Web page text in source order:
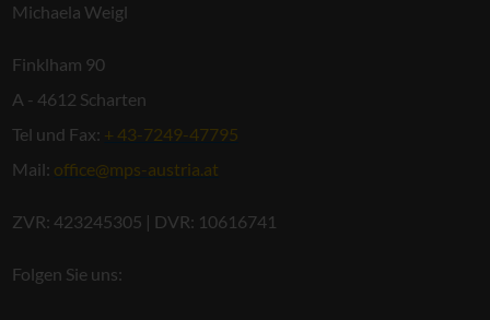
Michaela Weigl
Finklham 90
A - 4612 Scharten
Tel und Fax: + 43-7249-47795
Mail: office@mps-austria.at
ZVR: 423245305 | DVR: 10616741
Folgen Sie uns: